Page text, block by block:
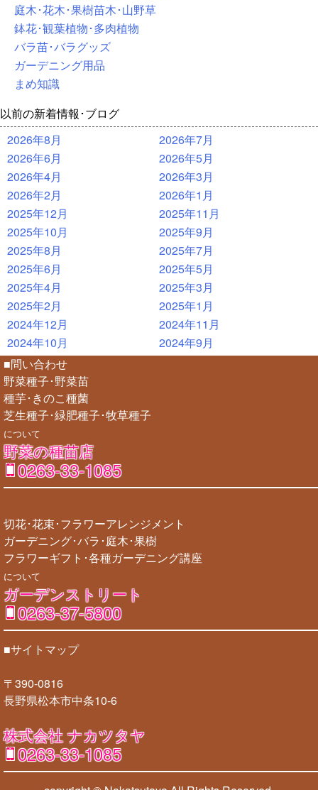
庭木･花木･果樹苗木･山野草
鉢花･観葉植物･多肉植物
バラ苗･バラグッズ
ガーデニング用品
まめ知識
以前の新着情報･ブログ
2026年8月
2026年7月
2026年6月
2026年5月
2026年4月
2026年3月
2026年2月
2026年1月
2025年12月
2025年11月
2025年10月
2025年9月
2025年8月
2025年7月
2025年6月
2025年5月
2025年4月
2025年3月
2025年2月
2025年1月
2024年12月
2024年11月
2024年10月
2024年9月
■問い合わせ
野菜種子･野菜苗
種芋･きのこ種菌
芝生種子･緑肥種子･牧草種子
について
野菜の種苗店
0263-33-1085
切花･花束･フラワーアレンジメント
ガーデニング･バラ･庭木･果樹
フラワーギフト･各種ガーデニング講座
について
ガーデンストリート
0263-37-5800
■サイトマップ
〒390-0816
長野県松本市中条10-6
株式会社 ナカツタヤ
0263-33-1085